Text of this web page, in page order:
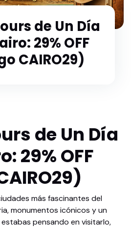
de Un Día
29% OFF
CAIRO29)
de Un Día
29% OFF
más fascinantes del
monumentos icónicos y un
pensando en visitarlo,